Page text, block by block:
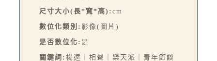
尺寸大小(長*寬*高): cm
數位化類別: 影像(圖片)
是否數位化: 是
關鍵詞: 楊逵｜相聲｜樂天派｜青年節談